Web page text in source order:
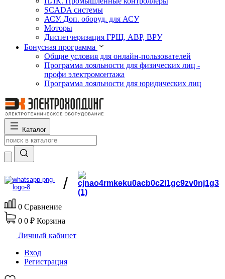
SCADA системы
АСУ. Доп. оборуд. для АСУ
Моторы
Диспетчеризация ГРЩ, АВР, ВРУ
Бонусная программа
Общие условия для онлайн-пользователей
Программа лояльности для физических лиц -
профи электромонтажа
Программа лояльности для юридических лиц
Каталог
/
0 Сравнение
0 0 ₽ Корзина
Личный кабинет
Вход
Регистрация